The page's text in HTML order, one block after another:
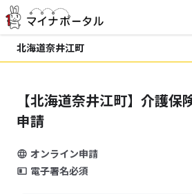
北海道奈井江町
【北海道奈井江町】介護保
申請
オンライン申請
電子署名必須